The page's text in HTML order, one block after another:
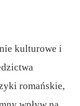
kulturowe i
romańskie,